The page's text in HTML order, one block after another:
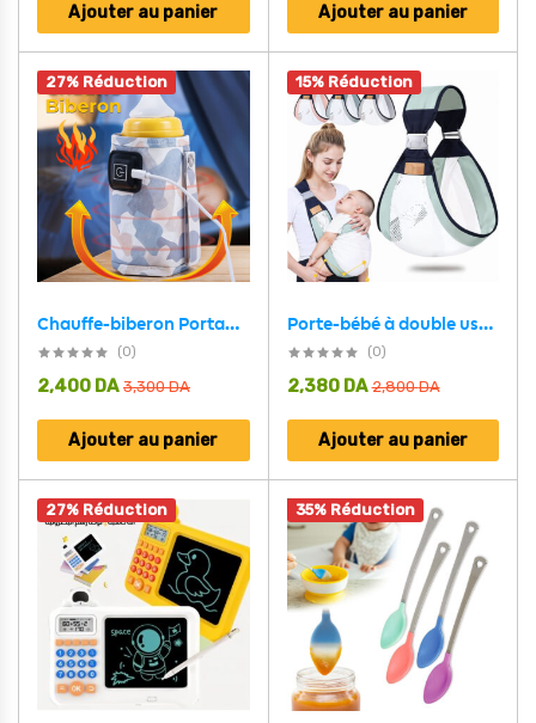
Ajouter au panier Ajouter au panier
27% Réduction
Chauffe-biberon Portable USB pour bébé
(0)
3,300DA
2,400 DA
Ajouter au panier
15% Réduction
Porte-bébé à double usage pour nouveau-né 0-36M en tissu maillé
(0)
2,800DA
2,380 DA
Ajouter au panier
27% Réduction 35% Réduction